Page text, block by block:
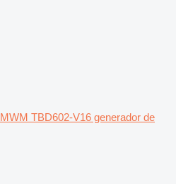
MWM TBD602-V16 generador de